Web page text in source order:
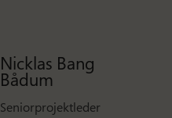
Nicklas Bang
Bådum
Seniorprojektleder